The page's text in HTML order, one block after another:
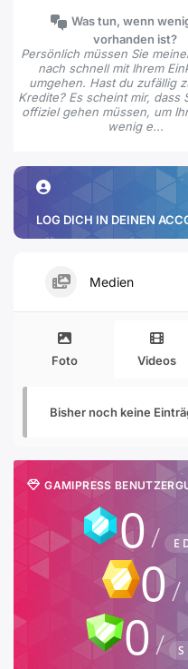
Was tun, wenn
vorhanden ist?
Persönlich müssen Sie
nach schnell mit Ihrem
umgehen. Hast du zufällig
Kredite? Es scheint mir, dass
offiziel gehen müssen, um
wenig e...
LOG DICH IN DEINEN
Medien
Foto Videos
Bisher noch keine
GAMIPRESS
0
0
0